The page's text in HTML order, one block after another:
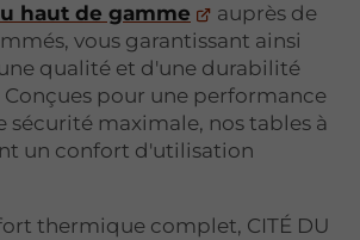
haut de gamme
auprès de
vous garantissant ainsi
qualité et d'une durabilité
pour une performance
sécurité maximale, nos tables à
un confort d'utilisation
thermique complet, CITÉ DU